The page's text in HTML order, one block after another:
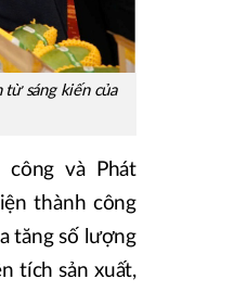
sáng kiến của
công và Phát
thành công
tăng số lượng
tích sản xuất,